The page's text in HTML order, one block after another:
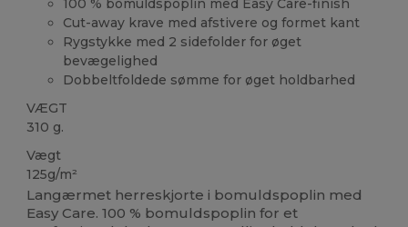
100 % bomuldspoplin med Easy Care-finish
Cut-away krave med afstivere og formet kant
Rygstykke med 2 sidefolder for øget
bevægelighed
Dobbeltfoldede sømme for øget holdbarhed
VÆGT
310 g.
Vægt
125g/m²
Langærmet herreskjorte i bomuldspoplin med
Easy Care. 100 % bomuldspoplin for et